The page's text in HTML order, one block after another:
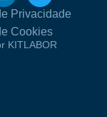
Privacidade
Cookies
KITLABOR